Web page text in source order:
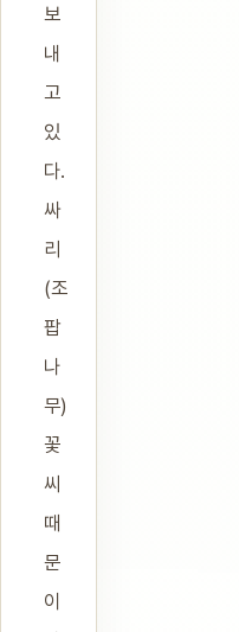
보
내
고
있
다.
싸
리
(조
팝
나
무)
꽃
씨
때
문
이